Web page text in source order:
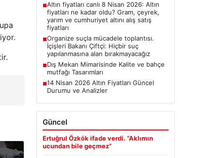
■Altın fiyatları canlı 8 Nisan 2026: Altın
fiyatları ne kadar oldu? Gram, çeyrek,
yarım ve cumhuriyet altını alış satış
fiyatları
■Organize suçla mücadele toplantısı.
İçişleri Bakanı Çiftçi: Hiçbir suç
yapılanmasına alan bırakmayacağız
■Dış Mekan Mimarisinde Kalite ve bahçe
mutfağı Tasarımları
■14 Nisan 2026 Altın Fiyatları Güncel
Durumu ve Analizler
Güncel
Ertuğrul Özkök ifade verdi. “Aklımın
ucundan bile geçmez”